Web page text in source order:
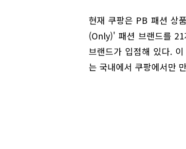
현재 쿠팡은 PB 패션 상
(Only)' 패션 브랜드를
브랜드가 입점해 있다.
는 국내에서 쿠팡에서만